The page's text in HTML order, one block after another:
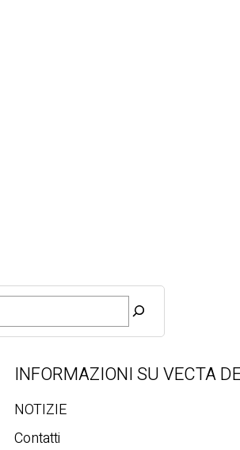
INFORMAZIONI SU VECTA
NOTIZIE
Contatti